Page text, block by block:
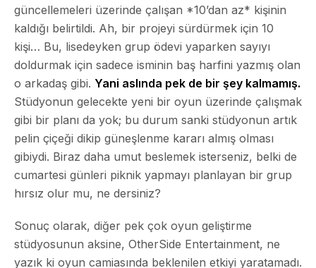
güncellemeleri üzerinde çalışan *10’dan az* kişinin
kaldığı belirtildi. Ah, bir projeyi sürdürmek için 10
kişi… Bu, lisedeyken grup ödevi yaparken sayıyı
doldurmak için sadece isminin baş harfini yazmış olan
o arkadaş gibi. Yani aslında pek de bir şey kalmamış.
Stüdyonun gelecekte yeni bir oyun üzerinde çalışmak
gibi bir planı da yok; bu durum sanki stüdyonun artık
pelin çiçeği dikip güneşlenme kararı almış olması
gibiydi. Biraz daha umut beslemek isterseniz, belki de
cumartesi günleri piknik yapmayı planlayan bir grup
hırsız olur mu, ne dersiniz?
Sonuç olarak, diğer pek çok oyun geliştirme
stüdyosunun aksine, OtherSide Entertainment, ne
yazık ki oyun camiasında beklenilen etkiyi yaratamadı.